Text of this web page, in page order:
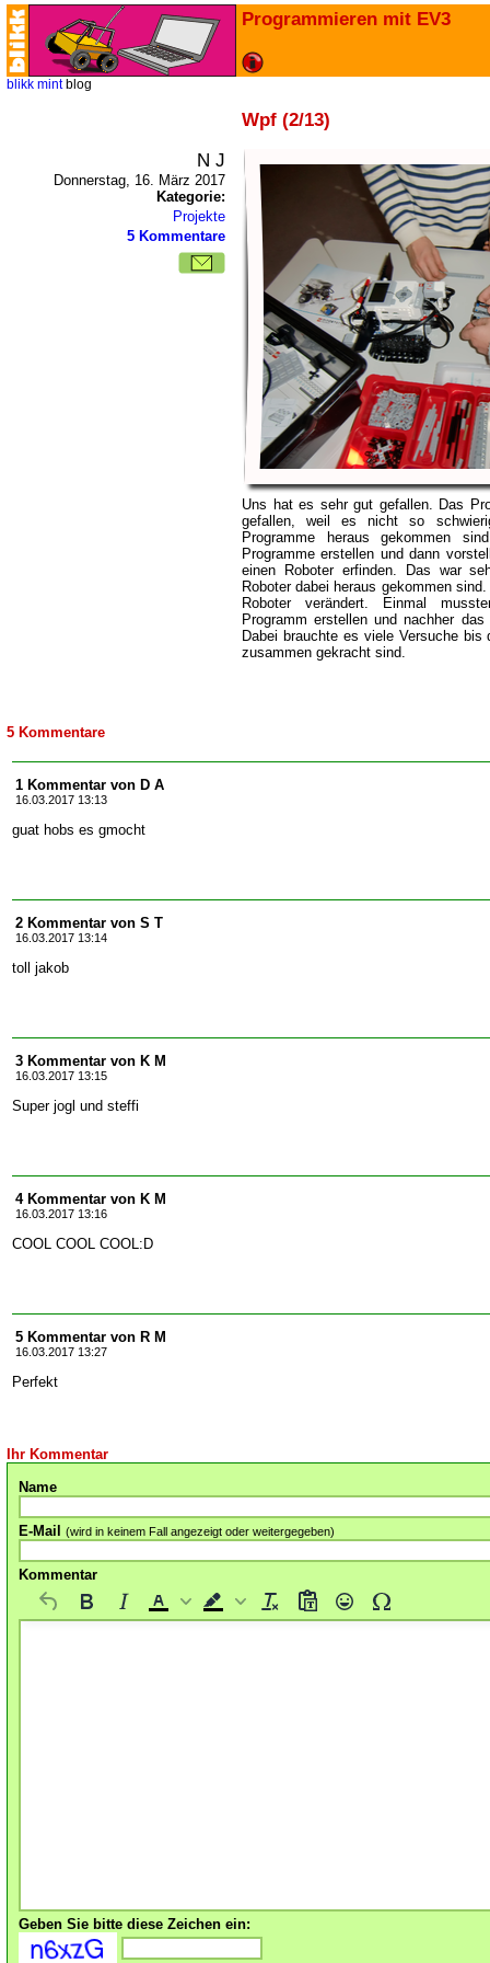
Programmieren mit EV3
blikk mint blog
Wpf (2/13)
N J
Donnerstag, 16. März 2017
Kategorie:
Projekte
5 Kommentare
Uns hat es sehr gut gefallen. Das
gefallen, weil es nicht so
Programme heraus gekommen
Programme erstellen und dann
einen Roboter erfinden. Das war
Roboter dabei heraus gekommen
Roboter verändert. Einmal
Programm erstellen und nachher
Dabei brauchte es viele Versuche
zusammen gekracht sind.
5 Kommentare
1 Kommentar von D A
16.03.2017 13:13
guat hobs es gmocht
2 Kommentar von S T
16.03.2017 13:14
toll jakob
3 Kommentar von K M
16.03.2017 13:15
Super jogl und steffi
4 Kommentar von K M
16.03.2017 13:16
COOL COOL COOL:D
5 Kommentar von R M
16.03.2017 13:27
Perfekt
Ihr Kommentar
Name
E-Mail (wird in keinem Fall angezeigt oder weitergegeben)
Kommentar
Geben Sie bitte diese Zeichen ein: